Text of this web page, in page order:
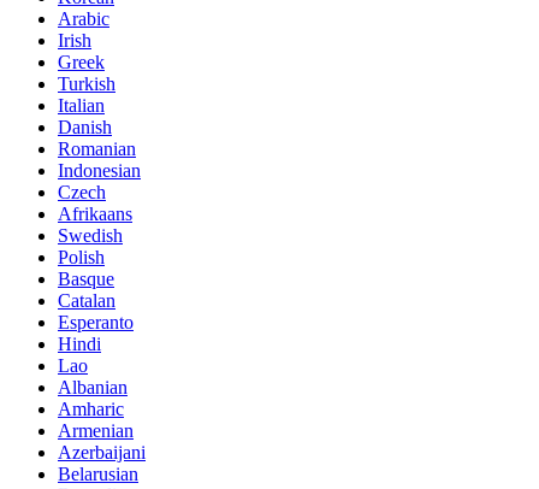
Arabic
Irish
Greek
Turkish
Italian
Danish
Romanian
Indonesian
Czech
Afrikaans
Swedish
Polish
Basque
Catalan
Esperanto
Hindi
Lao
Albanian
Amharic
Armenian
Azerbaijani
Belarusian